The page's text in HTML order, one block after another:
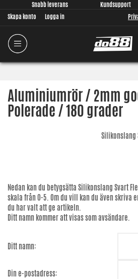
Snabb leverans Kundsupport
Skapa konto
Logga in
Aluminiumrör / 2mm
Polerade / 180 grader
Silikonslang
Nedan kan du betygsätta Silikonslang Svart
skala från 0-5. Om du vill kan du även skriva
du har valt att ge artikeln.
Ditt namn kommer att visas som avsändare.
Ditt namn:
Din e-postadress: